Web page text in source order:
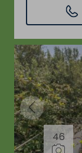
46